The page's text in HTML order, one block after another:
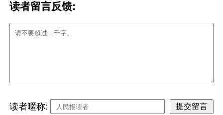
读者留言反馈:
读者暱称: